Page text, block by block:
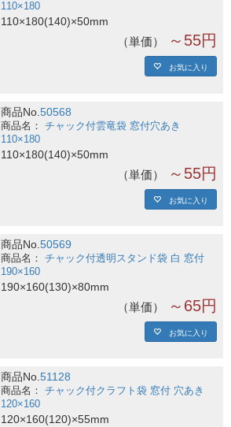
110×180
110×180(140)×50mm
単価 ～55円
お気に入り
商品No.50568
チャック付雲竜袋 窓付穴あき
110×180
110×180(140)×50mm
単価 ～55円
お気に入り
商品No.50569
チャック付透明スタンド袋 白 窓付
190×160
190×160(130)×80mm
単価 ～65円
お気に入り
商品No.51128
チャック付クラフト袋 窓付 穴あき
120×160
120×160(120)×55mm